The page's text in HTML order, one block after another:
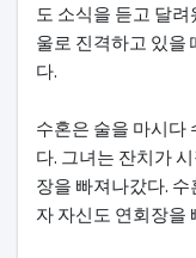
도 소식을 듣고 달려
울로 진격하고 있을
다.
수혼은 술을 마시다
다. 그녀는 잔치가
장을 빠져나갔다.
자 자신도 연회장을